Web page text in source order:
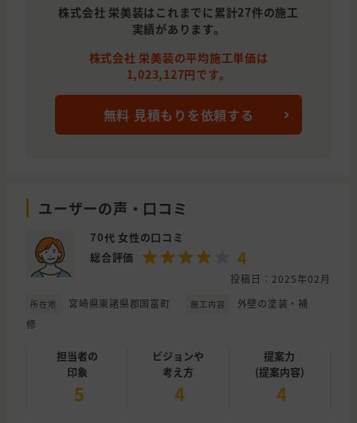
株式会社 栄美装はこれまでに累計27件の施工
実績があります。
株式会社 栄美装の平均施工単価は
1,023,127円です。
無料 見積もりを依頼する
ユーザーの声・口コミ
70代 女性の口コミ
総合評価
4
投稿日：2025年02月
所在地 宮崎県東諸県郡国富町 施工内容
外壁の塗装・補
修
担当者の
印象
5
ビジョンや
考え方
4
提案力
(提案内容)
4